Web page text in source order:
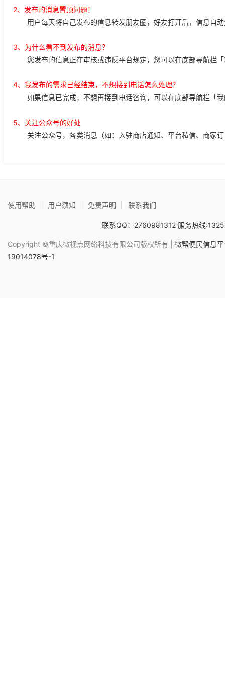
2、发布的消息置顶问题！
用户每天将自己发布的信息转发朋友圈，好友打开后，信息自
3、为什么看不到发布的消息？
您发布的信息正在审核或违反平台规定，您可以在底部导航栏
4、我发布的需求已经结束，不想接到电话怎么处理？
如果信息已完成，不想再接到电话咨询，可以在底部导航栏「
5、关注公众号的好处
关注公众号，各类消息（如：入驻商店通知、平台私信、商家
使用帮助 用户须知 免责声明 联系我们
联系QQ：2760981312 服务热线
Copyright ©重庆微视点网络科技有限公司版权所有 |
微帮便民信息
19014078号-1